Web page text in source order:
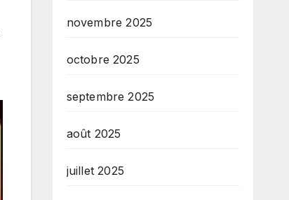
novembre 2025
octobre 2025
septembre 2025
août 2025
juillet 2025